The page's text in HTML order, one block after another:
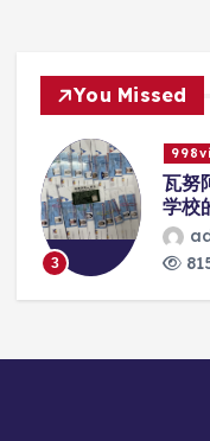
You Missed
3
瓦努
学校